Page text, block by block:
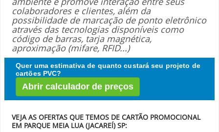
colaboradores e clientes, além da
possibilidade de marcação de ponto eletrônico
através das tecnologias disponíveis como
código de barras, tarja magnética,
aproximação (mifare, RFID...)
Quer uma estimativa de quanto custará seu projeto de
cartões PVC?
Abrir calculador de preços
VEJA AS OFERTAS QUE TEMOS DE CARTÃO PROMOCIONAL
EM PARQUE MEIA LUA (JACAREÍ) SP: